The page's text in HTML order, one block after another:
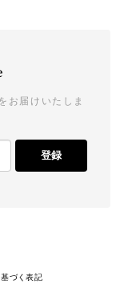
お届けいたしま
登録
づく表記